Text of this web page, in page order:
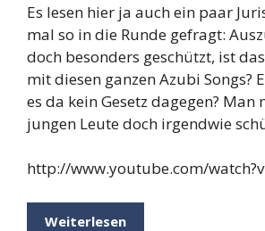
Es lesen hier ja auch ein paar
mal so in die Runde gefragt:
doch besonders geschützt, ist
mit diesen ganzen Azubi Songs?
es da kein Gesetz dagegen? Man
jungen Leute doch irgendwie
http://www.youtube.com/
Weiterlesen